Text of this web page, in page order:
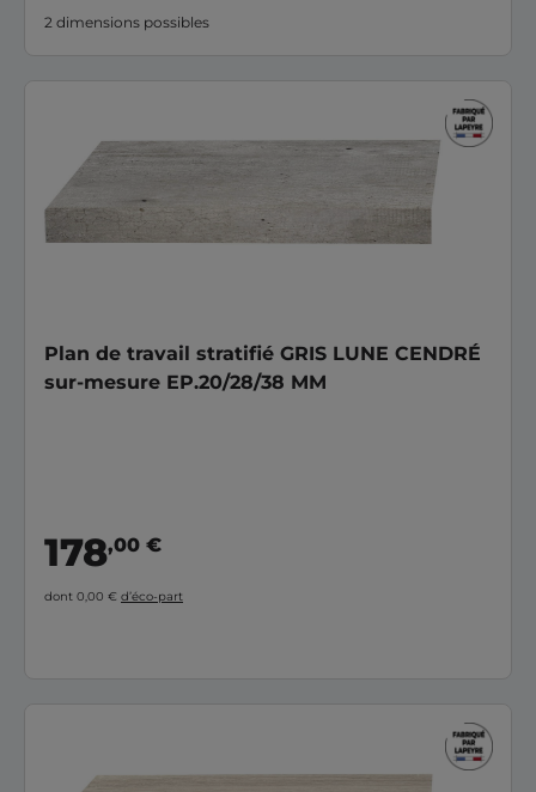
2 dimensions possibles
Plan de travail stratifié GRIS LUNE CENDRÉ
sur-mesure EP.20/28/38 MM
178,00 €
dont 0,00 € d’éco-part